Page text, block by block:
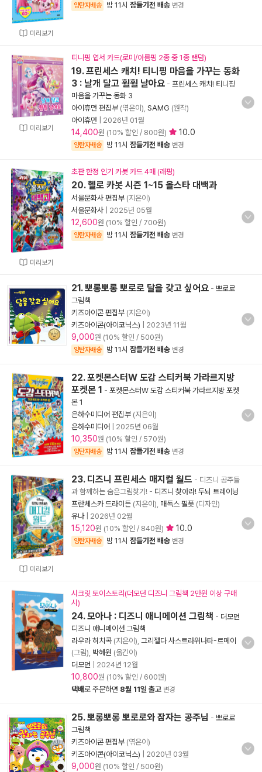
미리보기
양탄자배송 밤 11시 잠들기전 배송 변경
미리보기
티니핑 엽서 카드(로미/아름핑 2종 중 1종 랜덤)
19. 프린세스 캐치! 티니핑 마음을 가꾸는 동화
3 : 날개 달고 훨훨 날아요 - 프린세스 캐치! 티니핑
마음을 가꾸는 동화 3
아이휴먼 편집부 (엮은이), SAMG (원작)
아이휴먼
2026년 01월
14,400원 (10% 할인 / 800원) 10.0
양탄자배송 밤 11시 잠들기전 배송 변경
미리보기
초판 한정 인기 카봇 카드 4매 (래핑)
20. 헬로 카봇 시즌 1~15 올스타 대백과
서울문화사 편집부 (지은이)
서울문화사
2025년 05월
12,600원 (10% 할인 / 700원)
양탄자배송 밤 11시 잠들기전 배송 변경
21. 뽀롱뽀롱 뽀로로 달을 갖고 싶어요 - 뽀로로
그림책
키즈아이콘 편집부 (지은이)
키즈아이콘(아이코닉스)
2023년 11월
9,000원 (10% 할인 / 500원)
양탄자배송 밤 11시 잠들기전 배송 변경
22. 포켓몬스터W 도감 스티커북 가라르지방
포켓몬 1 - 포켓몬스터W 도감 스티커북 가라르지방 포켓
몬 1
은하수미디어 편집부 (지은이)
은하수미디어
2025년 06월
10,350원 (10% 할인 / 570원)
양탄자배송 밤 11시 잠들기전 배송 변경
미리보기
23. 디즈니 프린세스 매지컬 월드 - 디즈니 공주들
과 함께하는 숨은그림찾기! - 디즈니 찾아라! 두뇌 트레이닝
프란체스카 드라이든 (지은이), 매독스 필폿 (디자인)
유나| 2026년 02월
15,120원 (10% 할인 / 840원) 10.0
양탄자배송 밤 11시 잠들기전 배송 변경
시크릿 토이스토리(더모던 디즈니 그림책 2만원 이상 구매
시)
24. 모아나 : 디즈니 애니메이션 그림책 - 더모던
디즈니 애니메이션 그림책
라우라 히치콕 (지은이), 그리젤다 사스트라위나타-르메이
(그림), 박혜원 (옮긴이)
더모던
2024년 12월
10,800원 (10% 할인 / 600원)
택배로 주문하면 8월 11일 출고 변경
25. 뽀롱뽀롱 뽀로로와 잠자는 공주님 - 뽀로로
그림책
키즈아이콘 편집부 (엮은이)
키즈아이콘(아이코닉스)
2020년 03월
9,000원 (10% 할인 / 500원)